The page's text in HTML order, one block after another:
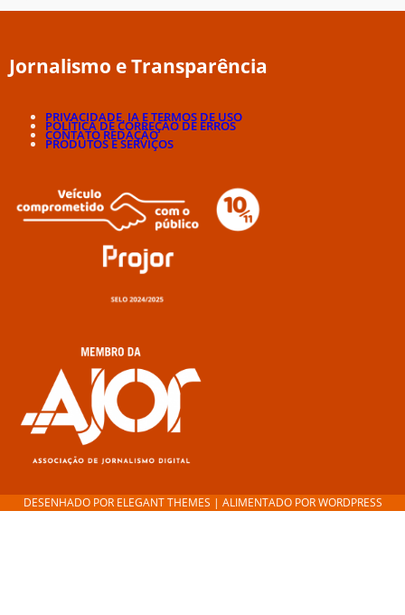
Jornalismo e Transparência
PRIVACIDADE, IA E TERMOS DE USO
POLÍTICA DE CORREÇÃO DE ERROS
CONTATO REDAÇÃO
PRODUTOS E SERVIÇOS
DESENHADO POR ELEGANT THEMES | ALIMENTADO PORWORDPRESS